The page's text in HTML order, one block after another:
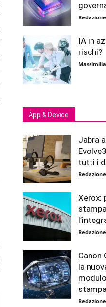
IA in
rischi?
App & Device
Jabra
tutti i
Xerox:
Canon
la